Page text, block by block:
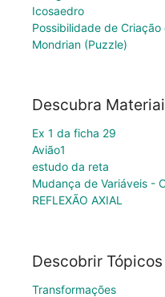
Icosaedro
Possibilidade de
Mondrian (Puzzle)
Descubra
Ex 1 da ficha 29
Avião1
estudo da reta
Mudança de Variáveis -
REFLEXÃO AXIAL
Descobrir Tópicos
Transformações